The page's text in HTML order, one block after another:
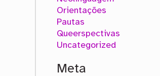
Orientações
Pautas
Queerspectivas
Uncategorized
Meta